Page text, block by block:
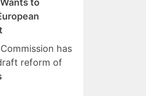
to
has
reform of